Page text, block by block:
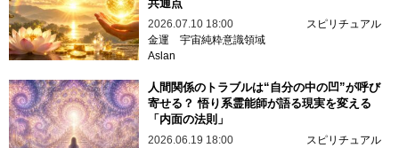
共通点
2026.07.10 18:00
スピリチュアル
金運 宇宙純粋意識領域
Aslan
人間関係のトラブルは“自分の中の凹”が呼び
寄せる？ 悟り系霊能師が語る現実を変える
「内面の法則」
2026.06.19 18:00
スピリチュアル